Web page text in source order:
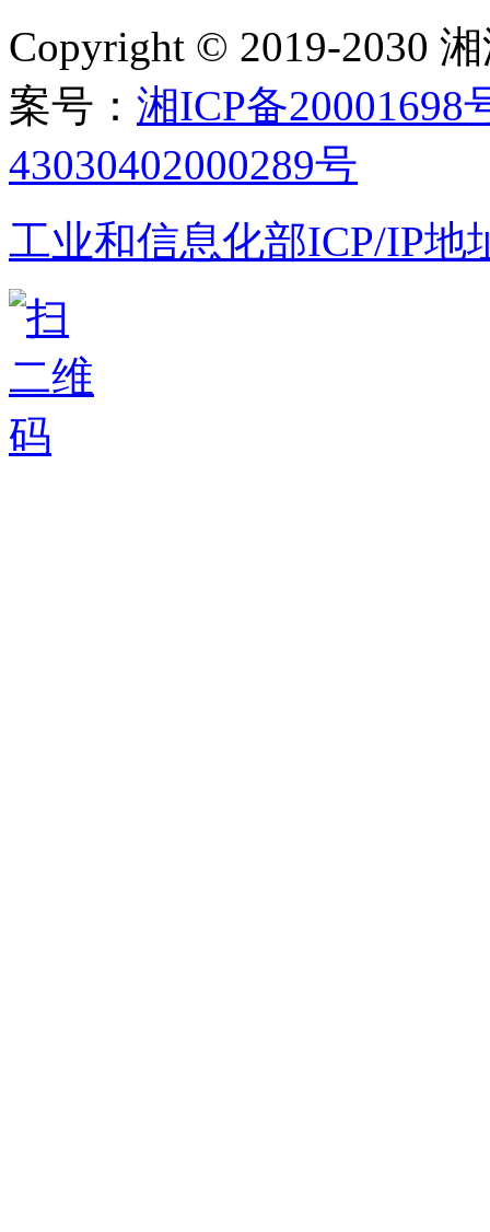
Copyright © 2019-2030
案号： 湘ICP备20001698
43030402000289号
工业和信息化部ICP/IP